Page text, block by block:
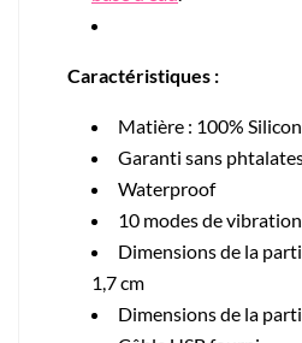
Caractéristiques :
Matière : 100%
Garanti sans
Waterproof
10 modes de
Dimensions de la
1,7 cm
Dimensions de la